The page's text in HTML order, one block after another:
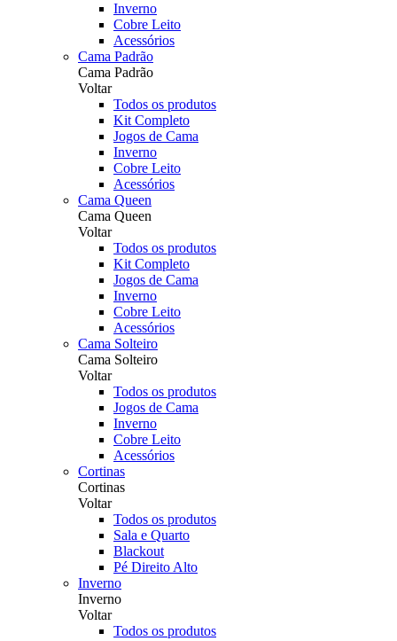
Inverno
Cobre Leito
Acessórios
Cama Padrão
Cama Padrão
Voltar
Todos os produtos
Kit Completo
Jogos de Cama
Inverno
Cobre Leito
Acessórios
Cama Queen
Cama Queen
Voltar
Todos os produtos
Kit Completo
Jogos de Cama
Inverno
Cobre Leito
Acessórios
Cama Solteiro
Cama Solteiro
Voltar
Todos os produtos
Jogos de Cama
Inverno
Cobre Leito
Acessórios
Cortinas
Cortinas
Voltar
Todos os produtos
Sala e Quarto
Blackout
Pé Direito Alto
Inverno
Inverno
Voltar
Todos os produtos